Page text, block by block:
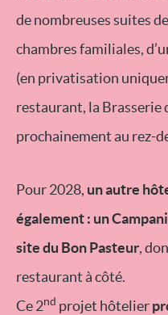
de nombreuses suites
chambres familiales,
(en privatisation
restaurant, la Brasserie
prochainement au rez-
Pour 2028, un autre
également : un
site du Bon Pasteur,
restaurant à côté.
Ce 2nd projet hôtelier